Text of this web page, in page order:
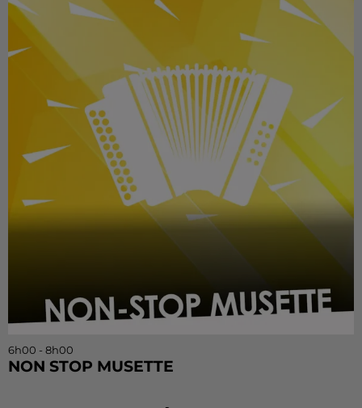
6h00 - 8h00
NON STOP MUSETTE